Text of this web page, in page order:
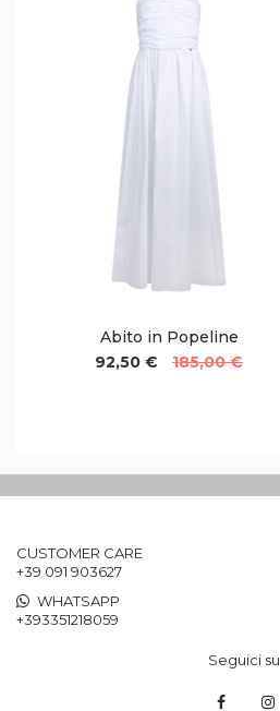
Abito in Popeline
92,50 €
185,00 €
CUSTOMER CARE
+39 091 903627
WHATSAPP
+393351218059
Seguici su